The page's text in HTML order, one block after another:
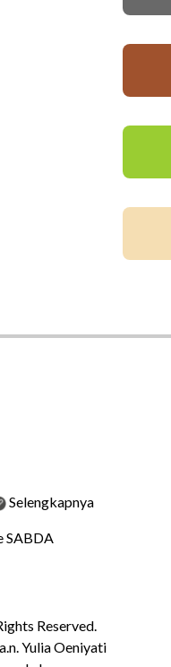
Selengkapnya
SABDA
Reserved.
Yulia Oeniyati